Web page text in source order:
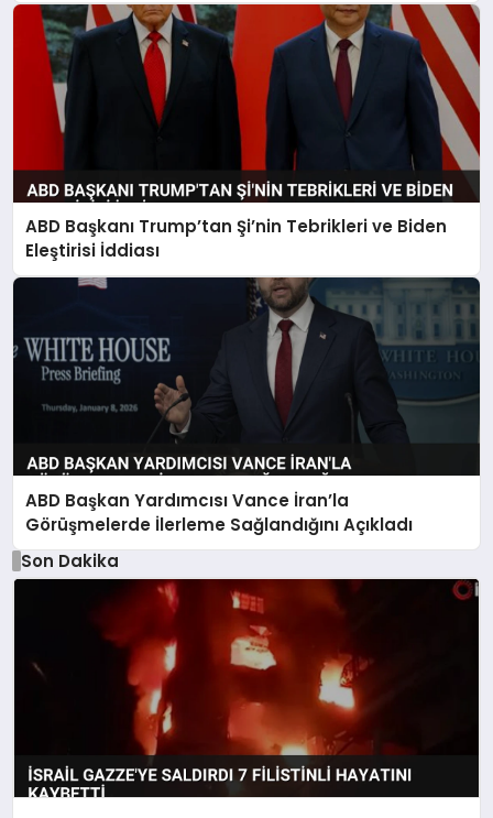
ABD Başkanı Trump’tan Şi’nin Tebrikleri ve Biden
Eleştirisi İddiası
ABD Başkan Yardımcısı Vance İran’la
Görüşmelerde İlerleme Sağlandığını Açıkladı
Son Dakika